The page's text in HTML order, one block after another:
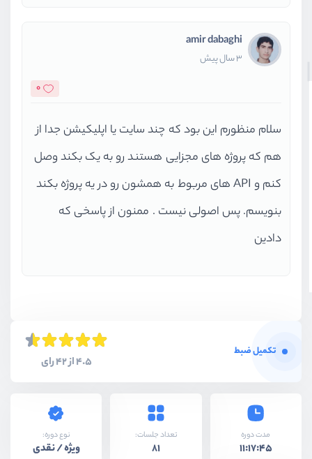
amir dabaghi
3 سال پیش
0
سلام منظورم این بود که چند سایت یا اپلیکیشن جدا از
هم که پروژه های مجزایی هستند رو به یک بکند وصل
کنم و API های مربوط به همشون رو در یه پروژه بکند
بنویسم. پس اصولی نیست . ممنون از پاسخی که
دادین
تکمیل ضبط
4.5 از 42 رای
مدت دوره
11:17:45
تعداد جلسات:
81
نوع دوره:
ویژه / نقدی